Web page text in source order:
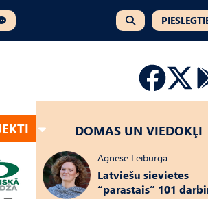
DOMAS UN VIEDOKĻI
Agnese Leiburga
Latviešu sievietes
“parastais” 101